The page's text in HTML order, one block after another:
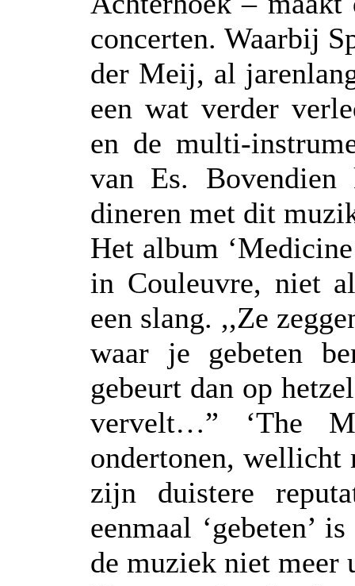
concerten. Waarbij
der Meij, al
een wat verder
en de multi-
van Es. Bovendien
dineren met dit
Het album
in Couleuvre, niet
een slang. ,,Ze
waar je gebeten
gebeurt dan op
vervelt…” ‘The
ondertonen, wellicht
zijn duistere
eenmaal ‘gebeten’
de muziek niet meer